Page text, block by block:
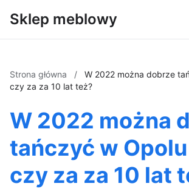
Sklep meblowy
Strona główna /
W 2022 można dobrze
czy za za 10 lat też?
W 2022 można
tańczyć w
czy za za 10 lat